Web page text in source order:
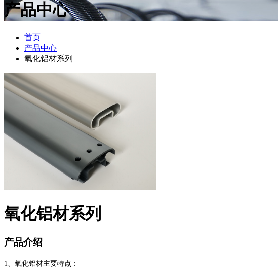
产品中心
首页
产品中心
氧化铝材系列
氧化铝材系列
产品介绍
1、氧化铝材主要特点：